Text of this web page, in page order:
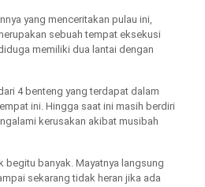
yang menceritakan pulau ini,
sebuah tempat eksekusi
memiliki dua lantai dengan
4 benteng yang terdapat dalam
ini. Hingga saat ini masih berdiri
kerusakan akibat musibah
begitu banyak. Mayatnya langsung
sekarang tidak heran jika ada